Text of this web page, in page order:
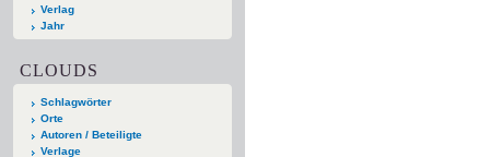
Verlag
Jahr
CLOUDS
Schlagwörter
Orte
Autoren / Beteiligte
Verlage